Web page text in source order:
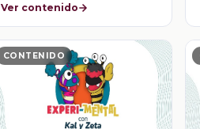
Ver contenido
CONTENIDO